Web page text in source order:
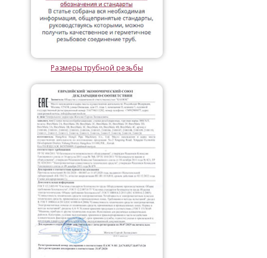
Размеры трубной резьбы